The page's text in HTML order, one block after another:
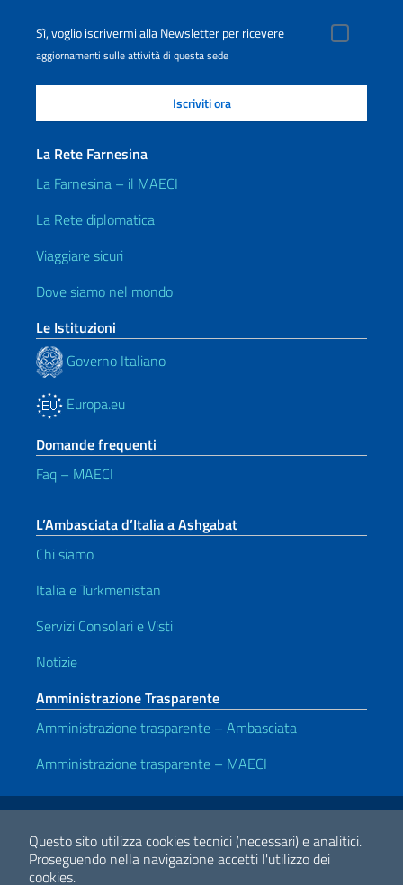
Questo sito utilizza cookies tecnici (necessari) e analitici.
Proseguendo nella navigazione accetti l'utilizzo dei
cookies.
Sì, voglio iscrivermi alla Newsletter per ricevere
aggiornamenti sulle attività di questa sede
La Rete Farnesina
La Farnesina – il MAECI
La Rete diplomatica
Viaggiare sicuri
Dove siamo nel mondo
Le Istituzioni
Governo Italiano
Europa.eu
Domande frequenti
Faq – MAECI
L’Ambasciata d’Italia a Ashgabat
Chi siamo
Italia e Turkmenistan
Servizi Consolari e Visti
Notizie
Amministrazione Trasparente
Amministrazione trasparente – Ambasciata
Amministrazione trasparente – MAECI
Link Utili